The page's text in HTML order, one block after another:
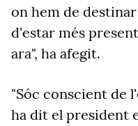
on hem de
d'estar més
ara", ha afegit.
"Sóc conscient de
ha dit el president